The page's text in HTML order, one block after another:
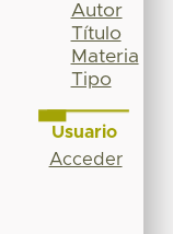
Autor
Título
Materia
Tipo
Usuario
Acceder